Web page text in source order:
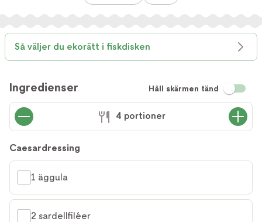
innan bläckfiskköttet blir överkokt." /Adam Dahlberg
Så väljer du ekorätt i fiskdisken
Ingredienser Håll skärmen tänd
4 portioner
Caesardressing
1 äggula
2 sardellfiléer